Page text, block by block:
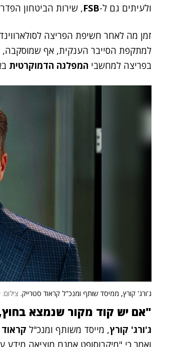
ולעיתים גם ל-FSB, שירות הביטחון
זמן מה לאחר חשיפת הפריצה
למתקפת הסייבר הענקית, אף שמוסקבה,
בפריצה למחשבי המפלגה הדמוקרטית
ג'ורג' קורץ, ממיסד שותף ומנכ"ל קראוד סטרייק.
"אם יש קוד מקור שנמצא
ג'ורג' קורץ, מייסד משותף ומנכ"ל
ואמר כי "מיקרוסופט אמנם מוציאה